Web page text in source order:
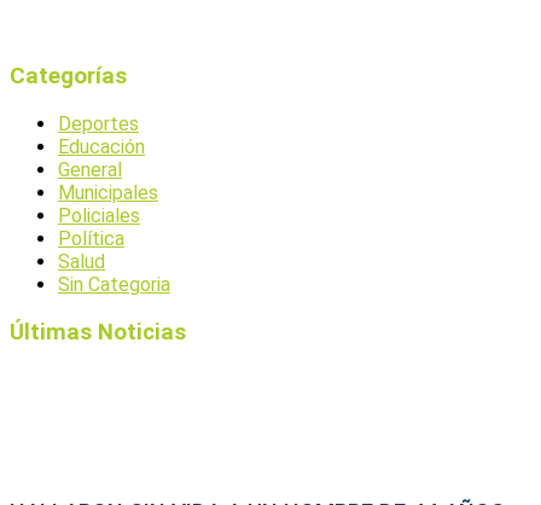
Categorías
Deportes
Educación
General
Municipales
Policiales
Política
Salud
Sin Categoria
Últimas Noticias